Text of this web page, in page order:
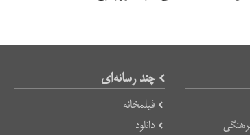
چند رسانه‌ای
فیلمخانه
دانلود